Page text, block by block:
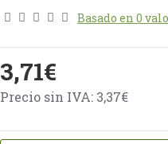
Basado en 0
3,71€
Precio sin IVA: 3,37€